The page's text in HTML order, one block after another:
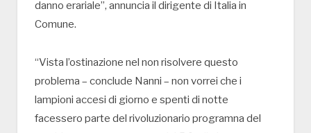
danno erariale”, annuncia il dirigente di Italia in
Comune.
“Vista l’ostinazione nel non risolvere questo
problema – conclude Nanni – non vorrei che i
lampioni accesi di giorno e spenti di notte
facessero parte del rivoluzionario programna del